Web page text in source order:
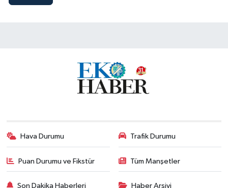
Hava Durumu Trafik Durumu
Puan Durumu ve Fikstür Tüm Manşetler
Son Dakika Haberleri Haber Arşivi